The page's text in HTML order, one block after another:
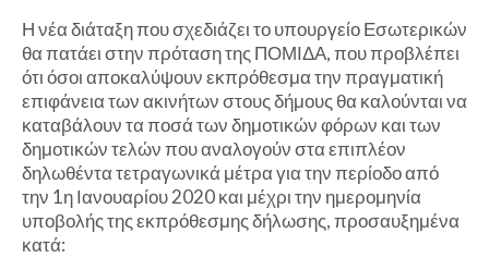
Η νέα διάταξη που σχεδιάζει το υπουργείο Εσωτερικών
θα πατάει στην πρόταση της ΠΟΜΙΔΑ, που προβλέπει
ότι όσοι αποκαλύψουν εκπρόθεσμα την πραγματική
επιφάνεια των ακινήτων στους δήμους θα καλούνται να
καταβάλουν τα ποσά των δημοτικών φόρων και των
δημοτικών τελών που αναλογούν στα επιπλέον
δηλωθέντα τετραγωνικά μέτρα για την περίοδο από
την 1η Ιανουαρίου 2020 και μέχρι την ημερομηνία
υποβολής της εκπρόθεσμης δήλωσης, προσαυξημένα
κατά: